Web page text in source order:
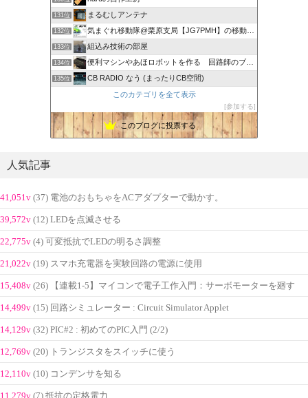
131位 まるむしアンテナ
132位 気まぐれ移動隊@栗原支局【JG7PMH】の移動運用日記
133位 組込み技術の部屋
134位 便利マシンやあほロボットを作る 回路師のブログ
135位 CB RADIO なう (まったりCB空間)
このカテゴリを全て表示
参加する
このブログに投票する
人気記事
41,051v (37) 電池のおもちゃをACアダプターで動かす。
39,572v (12) LEDを点滅させる
22,775v (4) 可変抵抗でLEDの明るさ調整
21,022v (19) スマホ充電器を実験回路の電源に使用
15,408v (26) 【連載1-5】マイコンで電子工作入門：サーボモーターを廻す
14,499v (15) 回路シミュレーター : Circuit Simulator Applet
14,129v (32) PIC#2 : 初めてのPIC入門 (2/2)
12,769v (20) トランジスタをスイッチに使う
12,110v (10) コンデンサを知る
11,279v